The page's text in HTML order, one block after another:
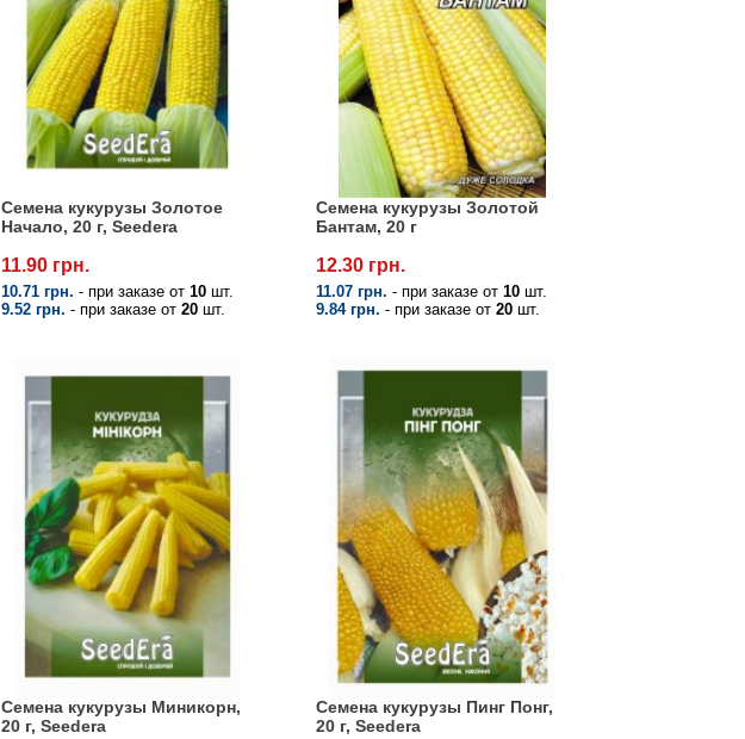
Семена кукурузы Золотое
Начало, 20 г, Seedera
11.90 грн.
10.71 грн. - при заказе от 10шт.
9.52 грн. - при заказе от 20шт.
Семена кукурузы Золотой
Бантам, 20 г
12.30 грн.
11.07 грн. - при заказе от 10шт.
9.84 грн. - при заказе от 20шт.
Семена кукурузы Миникорн,
20 г, Seedera
Семена кукурузы Пинг Понг,
20 г, Seedera